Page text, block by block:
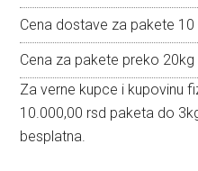
Cena dostave za pakete
Cena za pakete preko
Za verne kupce i kupovinu
10.000,00 rsd paketa do
besplatna.